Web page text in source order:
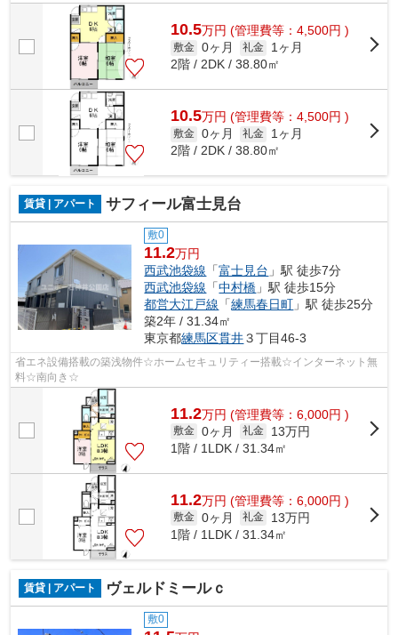
10.5万円 (管理費等：4,500円 )
敷金 0ヶ月 礼金
1ヶ月
2階 / 2DK / 38.80㎡
10.5万円 (管理費等：4,500円 )
敷金 0ヶ月 礼金
1ヶ月
2階 / 2DK / 38.80㎡
賃貸 | アパート サフィール富士見台
敷0
11.2万円
西武池袋線 「富士見台 」駅 徒歩7分
西武池袋線 「中村橋 」駅 徒歩15分
都営大江戸線 「練馬春日町 」駅 徒歩25分
築2年 / 31.34㎡
東京都練馬区貫井３丁目46-3
省エネ設備搭載の築浅物件☆ホームセキュリティー搭載☆インターネット無
料☆南向き☆
11.2万円 (管理費等：6,000円 )
敷金 0ヶ月 礼金
13万円
1階 / 1LDK / 31.34㎡
11.2万円 (管理費等：6,000円 )
敷金 0ヶ月 礼金
13万円
1階 / 1LDK / 31.34㎡
賃貸 | アパート ヴェルドミールｃ
敷0